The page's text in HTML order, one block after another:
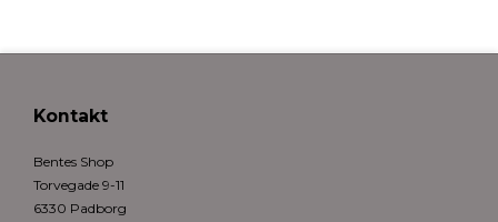
Kontakt
Bentes Shop
Torvegade 9-11
6330 Padborg